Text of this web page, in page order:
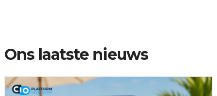
Ons laatste nieuws